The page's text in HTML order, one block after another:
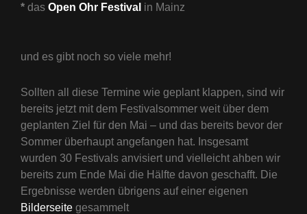
* das Open Ohr Festival in Mainz
und es gibt noch so viele mehr!
Sollten all diese Termine wie geplant klappen, sind wir
bereits jetzt mit dem Festivalsommer weit über dem
geplanten Ziel für den Mai – und das bereits bevor der
Sommer überhaupt angefangen hat. Insgesamt
wurden 30 Festivals anvisiert und vielleicht ahben wir
bereits zum Ende Mai die Hälfte davon geschafft. Die
Ergebnisse werden übrigens auf einer eigenen
Bilderseite gesammelt